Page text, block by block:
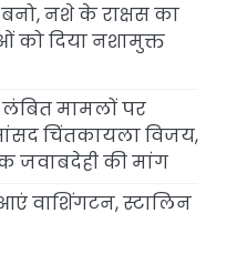
नशे के राक्षस का
को दिया नशामुक्त
मामलों पर
चिंतकायला विजय,
जवाबदेही की मांग
वाशिंगटन, स्टालिन